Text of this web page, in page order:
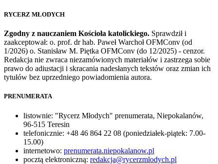
RYCERZ MŁODYCH
Zgodny z nauczaniem Kościoła katolickiego. Sprawdził i
zaakceptował: o. prof. dr hab. Paweł Warchoł OFMConv (od
1/2026) o. Stanisław M. Piętka OFMConv (do 12/2025) - cenzor.
Redakcja nie zwraca niezamówionych materiałów i zastrzega sobie
prawo do adiustacji i skracania nadesłanych tekstów oraz zmian ich
tytułów bez uprzedniego powiadomienia autora.
PRENUMERATA
listownie: "Rycerz Młodych" prenumerata, Niepokalanów,
96-515 Teresin
telefonicznie: +48 46 864 22 08 (poniedziałek-piątek: 7.00-
15.00)
internetowo: prenumerata.niepokalanow.pl
pocztą elektroniczną: redakcja@rycerzmlodych.pl